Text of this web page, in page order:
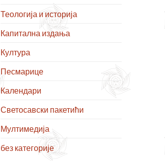
Теологија и историја
Капитална издања
Култура
Песмарице
Календари
Светосавски пакетићи
Мултимедија
без категорије